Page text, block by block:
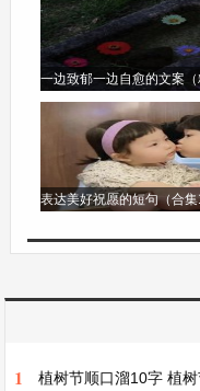
和忧愁所取代。
多年后，边疆传
亡。苏瑶听到这个
经与叶凛一起去
滴。那曾经充满欢
独的身影。她回到
“君若扬路尘，妾
时谐。”苏瑶深知
1 植树节顺口溜10字 植